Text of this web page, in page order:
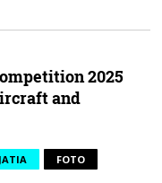
2025
and
FOTO